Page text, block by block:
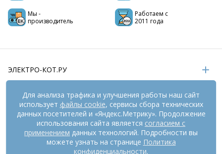
Мы -
производитель
Работаем с
2011 года
ЭЛЕКТРО-КОТ.РУ
ИНФОРМАЦИЯ
РЕКВИЗИТЫ
На информационном ресурсе применяются
рекомендательные технологии (информационные технологии
Для анализа трафика и улучшения работы наш сайт
использует файлы cookie, сервисы сбора технических
данных посетителей и «Яндекс.Метрику». Продолжение
использования сайта является согласием с
применением данных технологий. Подробности вы
можете узнать на странице Политика
конфиденциальности.